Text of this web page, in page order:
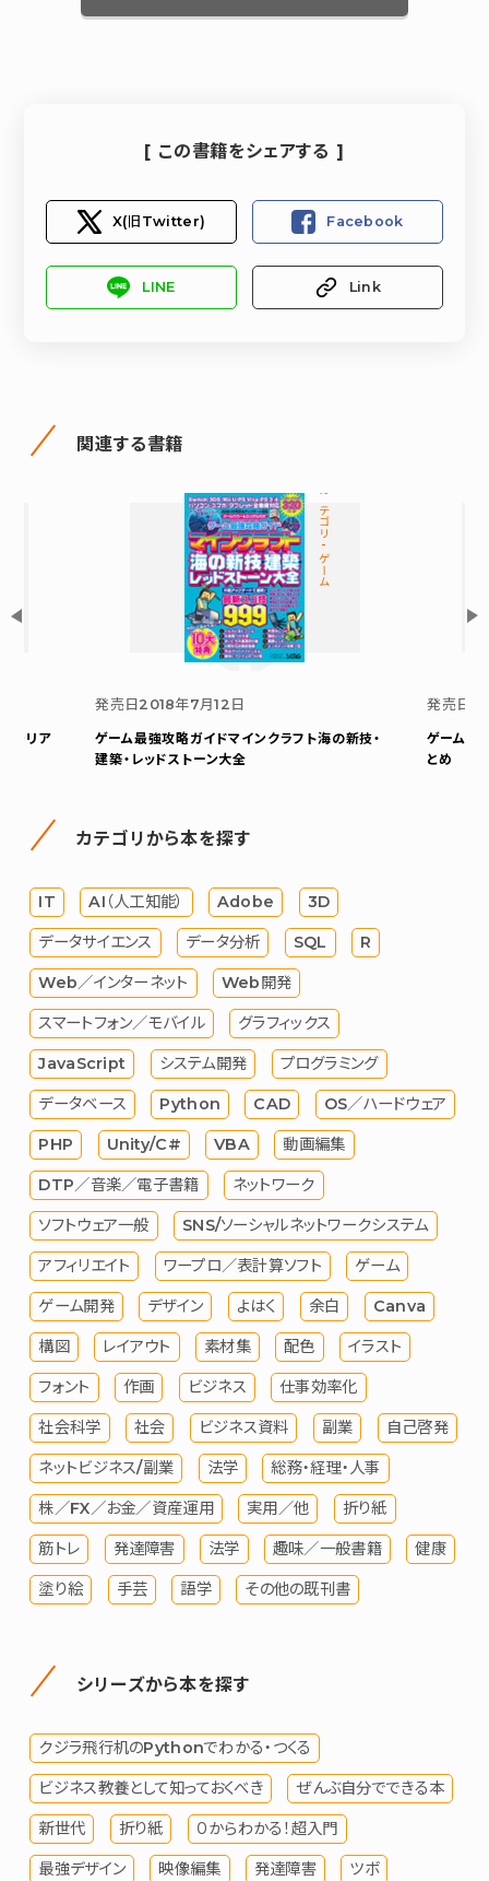
[ この書籍をシェアする ]
X(旧Twitter) Facebook
LINE Link
関連する書籍
テリア
カテゴリ-ゲーム
発売日 2018年7月12日
ゲーム最強攻略ガイドマインクラフト海の新技・
建築・レッドストーン大全
発売日
ゲーム超
とめ
カテゴリから本を探す
IT AI（人工知能） Adobe 3D
データサイエンス データ分析 SQL R
Web／インターネット Web開発
スマートフォン／モバイル グラフィックス
JavaScript システム開発 プログラミング
データベース Python CAD OS／ハードウェア
PHP Unity/C# VBA 動画編集
DTP／音楽／電子書籍 ネットワーク
ソフトウェア一般 SNS/ソーシャルネットワークシステム
アフィリエイト ワープロ／表計算ソフト ゲーム
ゲーム開発 デザイン よはく 余白 Canva
構図 レイアウト 素材集 配色 イラスト
フォント 作画 ビジネス 仕事効率化
社会科学 社会 ビジネス資料 副業 自己啓発
ネットビジネス/副業 法学 総務・経理・人事
株／FX／お金／資産運用 実用／他 折り紙
筋トレ 発達障害 法学 趣味／一般書籍 健康
塗り絵 手芸 語学 その他の既刊書
シリーズから本を探す
クジラ飛行机のPythonでわかる・つくる
ビジネス教養として知っておくべき ぜんぶ自分でできる本
新世代 折り紙 ０からわかる！超入門
最強デザイン 映像編集 発達障害 ツボ